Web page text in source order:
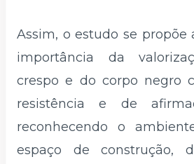
Assim, o estudo se propõe
importância da
crespo e do corpo negro
resistência e de
reconhecendo o
espaço de construção,